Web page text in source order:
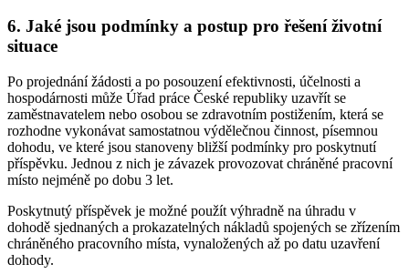
6. Jaké jsou podmínky a postup pro řešení životní
situace
Po projednání žádosti a po posouzení efektivnosti, účelnosti a
hospodárnosti může Úřad práce České republiky uzavřít se
zaměstnavatelem nebo osobou se zdravotním postižením, která se
rozhodne vykonávat samostatnou výdělečnou činnost, písemnou
dohodu, ve které jsou stanoveny bližší podmínky pro poskytnutí
příspěvku. Jednou z nich je závazek provozovat chráněné pracovní
místo nejméně po dobu 3 let.
Poskytnutý příspěvek je možné použít výhradně na úhradu v
dohodě sjednaných a prokazatelných nákladů spojených se zřízením
chráněného pracovního místa, vynaložených až po datu uzavření
dohody.